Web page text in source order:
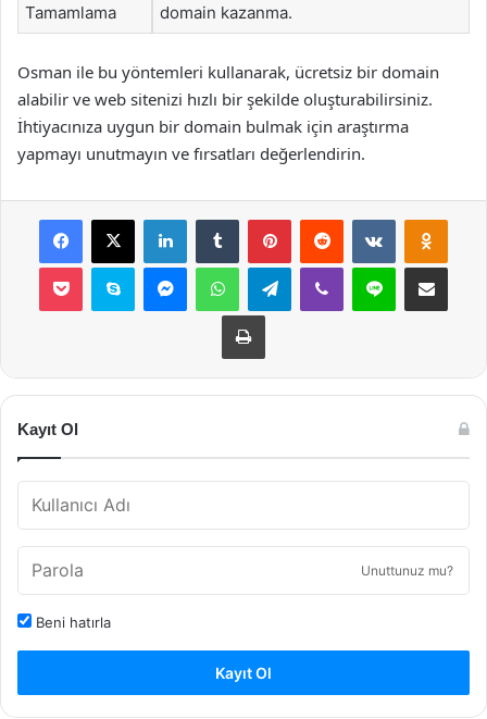
Tamamlama
domain kazanma.
Osman ile bu yöntemleri kullanarak, ücretsiz bir domain
alabilir ve web sitenizi hızlı bir şekilde oluşturabilirsiniz.
İhtiyacınıza uygun bir domain bulmak için araştırma
yapmayı unutmayın ve fırsatları değerlendirin.
Facebook
X LinkedInTumblr PinterestReddit VKontakte
Pocket Skype MessengerWhatsAppTelegramViber Line E-Posta ile
Yazdır
Kayıt Ol
Unuttunuz mu?
Beni hatırla
Kayıt Ol